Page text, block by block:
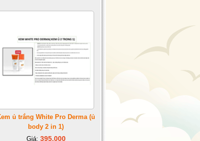
ủ trắng White Pro Derma (ủ
body 2 in 1)
Giá: 395.000